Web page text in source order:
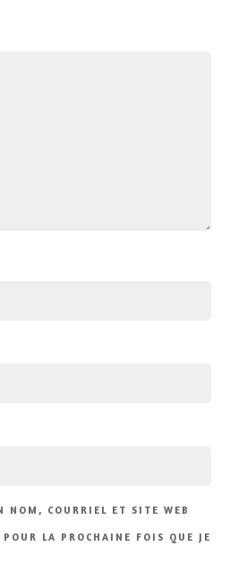
NOM, COURRIEL ET SITE WEB
LA PROCHAINE FOIS QUE JE